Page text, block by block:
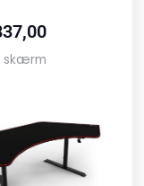
skærm